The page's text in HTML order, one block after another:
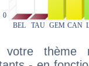
votre thème